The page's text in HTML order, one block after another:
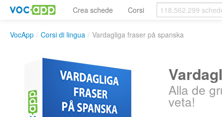
Crea schede Corsi
VocApp / Corsi di lingua / Vardagliga fraser på spanska
Alla de
veta!